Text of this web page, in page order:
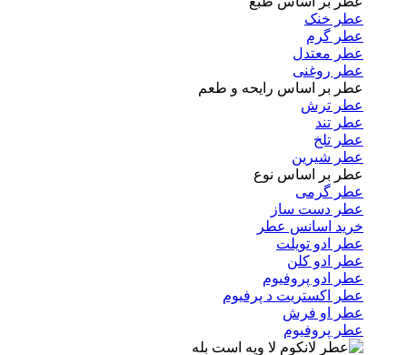
عطر خنک
عطر گرم
عطر معتدل
عطر روغنی
عطر بر اساس رایحه و طعم
عطر ترش
عطر تند
عطر تلخ
عطر شیرین
عطر بر اساس نوع
عطر گرمی
عطر دست ساز
خرید اسانس عطر
عطر ادو تویلت
عطر ادو کلن
عطر ادو پروفیوم
عطر اکستریت د پرفیوم
عطر او فرش
عطر پروفیوم